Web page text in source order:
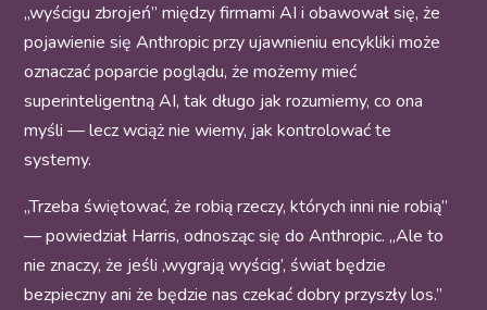
„wyścigu zbrojeń” między firmami AI i obawował się, że
pojawienie się Anthropic przy ujawnieniu encykliki może
oznaczać poparcie poglądu, że możemy mieć
superinteligentną AI, tak długo jak rozumiemy, co ona
myśli — lecz wciąż nie wiemy, jak kontrolować te
systemy.
„Trzeba świętować, że robią rzeczy, których inni nie robią”
— powiedział Harris, odnosząc się do Anthropic. „Ale to
nie znaczy, że jeśli ‚wygrają wyścig’, świat będzie
bezpieczny ani że będzie nas czekać dobry przyszły los.”